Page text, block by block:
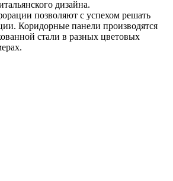
дизайна.
позволяют с успехом решать
Коридорные панели производятся
стали в разных цветовых